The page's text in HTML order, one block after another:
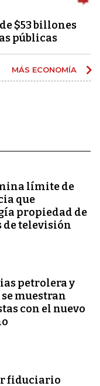
$53 billones
públicas
MÁS ECONOMÍA
límite de
que
propiedad de
de televisión
petrolera y
muestran
con el nuevo
fiduciario